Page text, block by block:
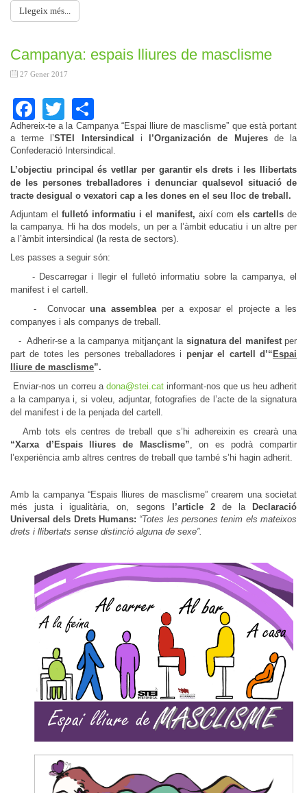
Llegeix més...
Campanya: espais lliures de masclisme
27 Gener 2017
Facebook
Twitter
Adhereix-te a la Campanya “Espai lliure de masclisme” que està portant
a terme l’STEI Intersindical i l’Organización de Mujeresde la
Confederació Intersindical.
L’objectiu principal
és vetllar per garantir els drets i les llibertats
de les persones treballadores i denunciar qualsevol situació de
tracte desigual o vexatori cap a les dones en el seu lloc de treball.
Adjuntam el fulletó informatiu i el manifest, així com els cartells de
la campanya. Hi ha dos models, un per a l’àmbit educatiu i un altre per
a l’àmbit intersindical (la resta de sectors).
Les passes a seguir són:
Descarregar i llegir el fulletó informatiu sobre la campanya, el
manifest i el cartell.
Convocaruna assembleaper a exposar el projecte a les
companyes i als companys de treball.
Adherir-se a la campanya mitjançant la signatura del manifestper
part de totes les persones treballadores i penjar el cartell d’“ Espai
lliure de masclisme”.
Enviar-nos un correu a dona@stei.catinformant-nos que us heu adherit
a la campanya i, si voleu, adjuntar, fotografies de l’acte de la signatura
del manifest i de la penjada del cartell.
Amb tots els centres de treball que s’hi adhereixin es crearà una
“Xarxa d’Espais lliures de Masclisme” , on es podrà compartir
l’experiència amb altres centres de treball que també s’hi hagin adherit.
Amb la campanya “Espais lliures de masclisme” crearem una societat
més justa i igualitària, on, segons
l’article 2de la
Declaració
Universal dels Drets Humans: “Totes les persones tenim els mateixos
drets i llibertats sense distinció alguna de sexe”.